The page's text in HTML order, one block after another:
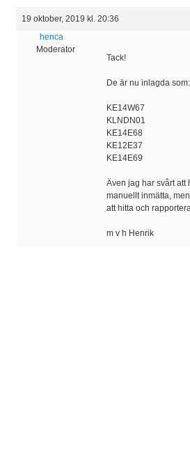
19 oktober, 2019 kl. 20:36
henca
Moderator
Tack!
De är nu inlagda som:
KE14W67
KLNDN01
KE14E68
KE12E37
KE14E69
Även jag har svårt att
manuellt inmätta,
att hitta och
m v h Henrik